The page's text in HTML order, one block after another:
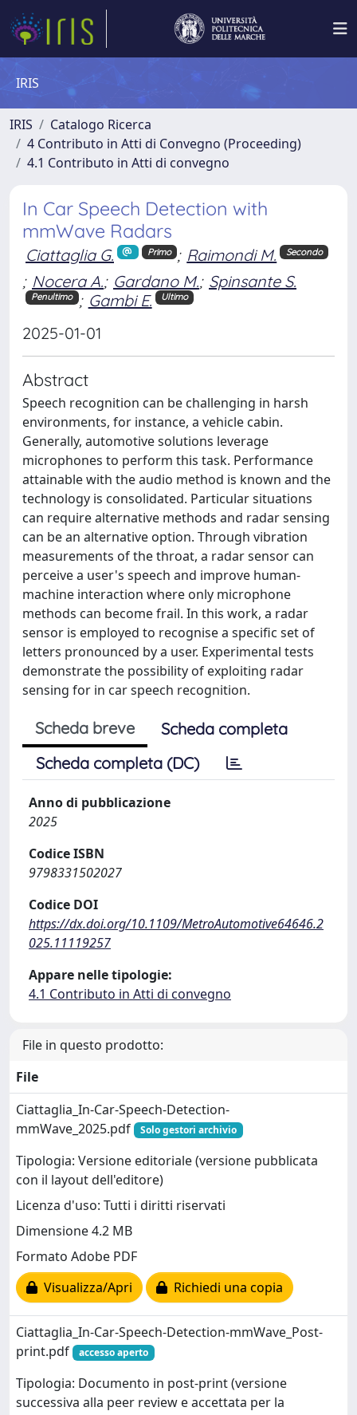
IRIS
IRIS
Catalogo Ricerca
4 Contributo in Atti di Convegno (Proceeding)
4.1 Contributo in Atti di convegno
In Car Speech Detection with
mmWave Radars
Ciattaglia G. Primo ; Raimondi M. Secondo
; Nocera A.; Gardano M.; Spinsante S.
Penultimo ; Gambi E. Ultimo
2025-01-01
Abstract
Speech recognition can be challenging in harsh
environments, for instance, a vehicle cabin.
Generally, automotive solutions leverage
microphones to perform this task. Performance
attainable with the audio method is known and the
technology is consolidated. Particular situations
can require alternative methods and radar sensing
can be an alternative option. Through vibration
measurements of the throat, a radar sensor can
perceive a user's speech and improve human-
machine interaction where only microphone
methods can become frail. In this work, a radar
sensor is employed to recognise a specific set of
letters pronounced by a user. Experimental tests
demonstrate the possibility of exploiting radar
sensing for in car speech recognition.
Scheda breve
Scheda completa
Scheda completa (DC)
Anno di pubblicazione
2025
Codice ISBN
9798331502027
Codice DOI
https://dx.doi.org/10.1109/MetroAutomotive64646.2
025.11119257
Appare nelle tipologie:
4.1 Contributo in Atti di convegno
File in questo prodotto:
File
Ciattaglia_In-Car-Speech-Detection-
mmWave_2025.pdf
Solo gestori archivio
Tipologia: Versione editoriale (versione pubblicata
con il layout dell'editore)
Licenza d'uso: Tutti i diritti riservati
Dimensione 4.2 MB
Formato Adobe PDF
Visualizza/Apri
Richiedi una copia
Ciattaglia_In-Car-Speech-Detection-mmWave_Post-
print.pdf
accesso aperto
Tipologia: Documento in post-print (versione
successiva alla peer review e accettata per la